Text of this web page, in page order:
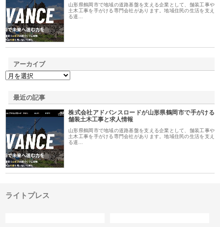
山形県鶴岡市で地域の道路基盤を支える企業として、舗装工事や
土木工事を手がける専門会社があります。地域住民の生活を支え
る道…
アーカイブ
最近の記事
株式会社アドバンスロードが山形県鶴岡市で手がける
舗装土木工事と求人情報
山形県鶴岡市で地域の道路基盤を支える企業として、舗装工事や
土木工事を手がける専門会社があります。地域住民の生活を支え
る道…
ライトプレス